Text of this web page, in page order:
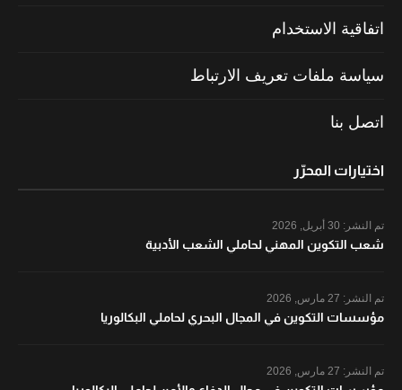
اتفاقية الاستخدام
سياسة ملفات تعريف الارتباط
اتصل بنا
اختيارات المحرّر
تم النشر:
شعب التكوين المهني لحاملي الشعب الأدبية
تم النشر:
مؤسسات التكوين في المجال البحري لحاملي البكالوريا
تم النشر: